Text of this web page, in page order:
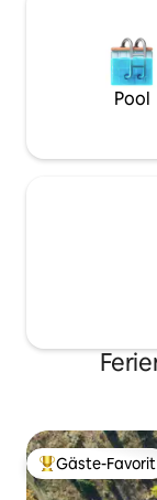
Pool
Beliebter
Gäste-Favorit